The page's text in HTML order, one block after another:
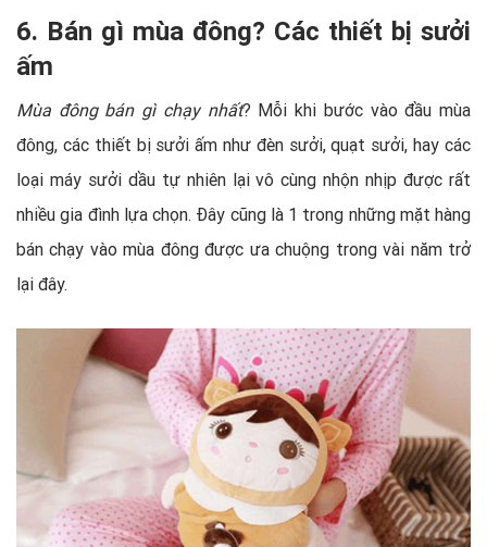
6. Bán gì mùa đông? Các thiết bị sưởi
ấm
Mùa đông bán gì chạy nhất? Mỗi khi bước vào đầu mùa
đông, các thiết bị sưởi ấm như đèn sưởi, quạt sưởi, hay các
loại máy sưởi dầu tự nhiên lại vô cùng nhộn nhịp được rất
nhiều gia đình lựa chọn. Đây cũng là 1 trong những mặt hàng
bán chạy vào mùa đông được ưa chuộng trong vài năm trở
lại đây.